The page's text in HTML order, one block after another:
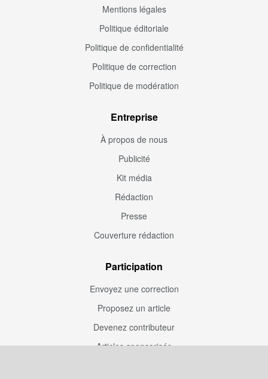
Mentions légales
Politique éditoriale
Politique de confidentialité
Politique de correction
Politique de modération
Entreprise
À propos de nous
Publicité
Kit média
Rédaction
Presse
Couverture rédaction
Participation
Envoyez une correction
Proposez un article
Devenez contributeur
Articles sponsorisés